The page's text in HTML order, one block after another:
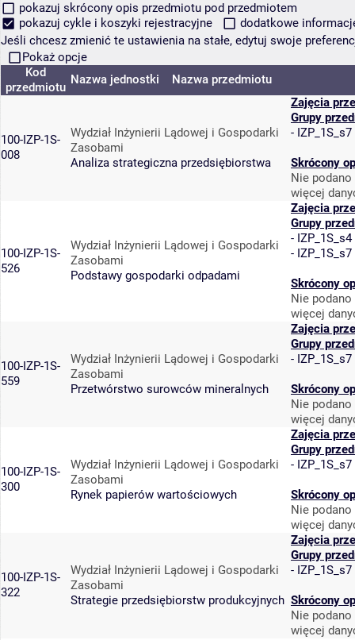
pokazuj skrócony opis przedmiotu pod przedmiotem
pokazuj cykle i koszyki rejestracyjne
dodatkowe
Jeśli chcesz zmienić te ustawienia na stałe, edytuj swoje
Pokaż opcje
Kod
przedmiotu
Nazwa jednostki Nazwa przedmiotu
100-IZP-1S-
008
Wydział Inżynierii Lądowej i Gospodarki
Zasobami
Analiza strategiczna przedsiębiorstwa
Zajęcia
Grupy
- IZP_1S_s7
Skrócony
Nie
więcej
100-IZP-1S-
526
Wydział Inżynierii Lądowej i Gospodarki
Zasobami
Podstawy gospodarki odpadami
Zajęcia
Grupy
- IZP_1S_s4
- IZP_1S_s7
Skrócony
Nie
więcej
100-IZP-1S-
559
Wydział Inżynierii Lądowej i Gospodarki
Zasobami
Przetwórstwo surowców mineralnych
Zajęcia
Grupy
- IZP_1S_s7
Skrócony
Nie
więcej
100-IZP-1S-
300
Wydział Inżynierii Lądowej i Gospodarki
Zasobami
Rynek papierów wartościowych
Zajęcia
Grupy
- IZP_1S_s7
Skrócony
Nie
więcej
100-IZP-1S-
322
Wydział Inżynierii Lądowej i Gospodarki
Zasobami
Strategie przedsiębiorstw produkcyjnych
Zajęcia
Grupy
- IZP_1S_s7
Skrócony
Nie
więcej